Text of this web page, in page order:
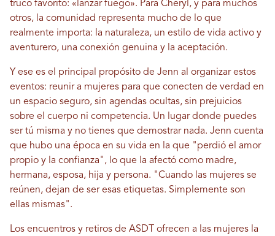
truco favorito: «lanzar fuego». Para Cheryl, y para muchos
otros, la comunidad representa mucho de lo que
realmente importa: la naturaleza, un estilo de vida activo y
aventurero, una conexión genuina y la aceptación.
Y ese es el principal propósito de Jenn al organizar estos
eventos: reunir a mujeres para que conecten de verdad en
un espacio seguro, sin agendas ocultas, sin prejuicios
sobre el cuerpo ni competencia. Un lugar donde puedes
ser tú misma y no tienes que demostrar nada. Jenn cuenta
que hubo una época en su vida en la que "perdió el amor
propio y la confianza", lo que la afectó como madre,
hermana, esposa, hija y persona. "Cuando las mujeres se
reúnen, dejan de ser esas etiquetas. Simplemente son
ellas mismas".
Los encuentros y retiros de ASDT ofrecen a las mujeres la